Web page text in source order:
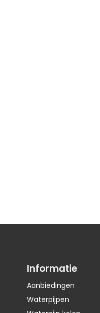
Informatie
Aanbiedingen
Waterpijpen